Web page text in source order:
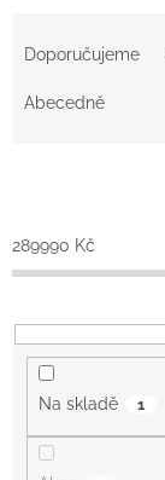
a
e
o
d
k
t
Doporučujeme
Abecedně
289990 Kč
Na skladě 1